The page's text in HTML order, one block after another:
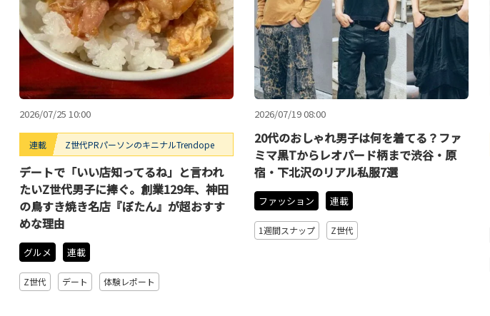
2026/07/25 10:00
連載 Z世代PRパーソンのキニナルTrendope
デートで「いい店知ってるね」と言われ
たいZ世代男子に捧ぐ。創業129年、神田
の鳥すき焼き名店『ぼたん』が超おすす
めな理由
グルメ 連載
Z世代 デート 体験レポート
2026/07/19 08:00
20代のおしゃれ男子は何を着てる？ファ
ミマ黒Tからレオパード柄まで渋谷・原
宿・下北沢のリアル私服7選
ファッション 連載
1週間スナップ Z世代